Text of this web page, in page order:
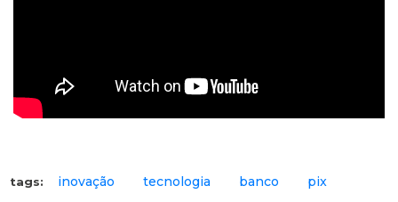
tags: inovação tecnologia banco pix